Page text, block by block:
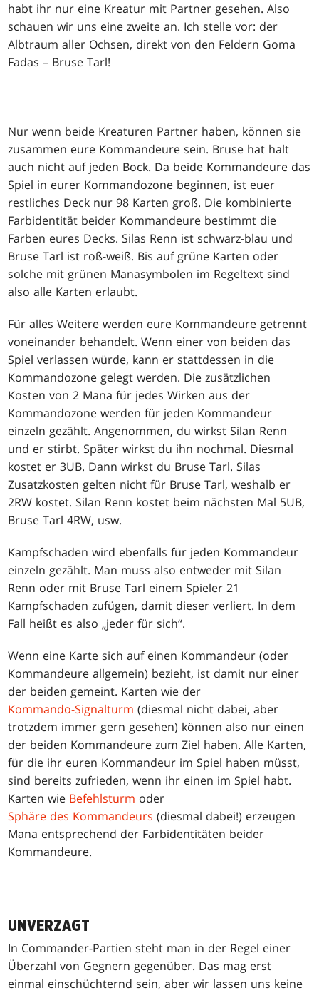
habt ihr nur eine Kreatur mit Partner gesehen. Also
schauen wir uns eine zweite an. Ich stelle vor: der
Albtraum aller Ochsen, direkt von den Feldern Goma
Fadas – Bruse Tarl!
Nur wenn beide Kreaturen Partner haben, können sie
zusammen eure Kommandeure sein. Bruse hat halt
auch nicht auf jeden Bock. Da beide Kommandeure das
Spiel in eurer Kommandozone beginnen, ist euer
restliches Deck nur 98 Karten groß. Die kombinierte
Farbidentität beider Kommandeure bestimmt die
Farben eures Decks. Silas Renn ist schwarz-blau und
Bruse Tarl ist roß-weiß. Bis auf grüne Karten oder
solche mit grünen Manasymbolen im Regeltext sind
also alle Karten erlaubt.
Für alles Weitere werden eure Kommandeure getrennt
voneinander behandelt. Wenn einer von beiden das
Spiel verlassen würde, kann er stattdessen in die
Kommandozone gelegt werden. Die zusätzlichen
Kosten von 2 Mana für jedes Wirken aus der
Kommandozone werden für jeden Kommandeur
einzeln gezählt. Angenommen, du wirkst Silan Renn
und er stirbt. Später wirkst du ihn nochmal. Diesmal
kostet er 3UB. Dann wirkst du Bruse Tarl. Silas
Zusatzkosten gelten nicht für Bruse Tarl, weshalb er
2RW kostet. Silan Renn kostet beim nächsten Mal 5UB,
Bruse Tarl 4RW, usw.
Kampfschaden wird ebenfalls für jeden Kommandeur
einzeln gezählt. Man muss also entweder mit Silan
Renn oder mit Bruse Tarl einem Spieler 21
Kampfschaden zufügen, damit dieser verliert. In dem
Fall heißt es also „jeder für sich“.
Wenn eine Karte sich auf einen Kommandeur (oder
Kommandeure allgemein) bezieht, ist damit nur einer
der beiden gemeint. Karten wie der
Kommando-Signalturm (diesmal nicht dabei, aber
trotzdem immer gern gesehen) können also nur einen
der beiden Kommandeure zum Ziel haben. Alle Karten,
für die ihr euren Kommandeur im Spiel haben müsst,
sind bereits zufrieden, wenn ihr einen im Spiel habt.
Karten wie Befehlsturm oder
Sphäre des Kommandeurs (diesmal dabei!) erzeugen
Mana entsprechend der Farbidentitäten beider
Kommandeure.
UNVERZAGT
In Commander-Partien steht man in der Regel einer
Überzahl von Gegnern gegenüber. Das mag erst
einmal einschüchternd sein, aber wir lassen uns keine